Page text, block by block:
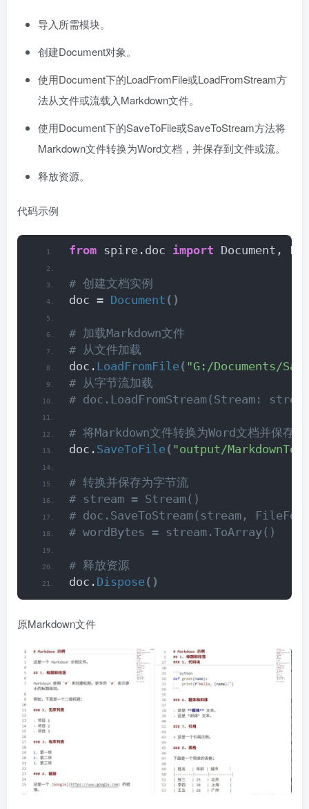
导入所需模块。
创建Document对象。
使用Document下的LoadFromFile或LoadFromStream方
法从文件或流载入Markdown文件。
使用Document下的SaveToFile或SaveToStream方法将
Markdown文件转换为Word文档，并保存到文件或流。
释放资源。
代码示例
from spire.doc import Document,
# 创建文档实例
doc = Document ()
# 加载Markdown文件
# 从文件加载
doc. LoadFromFile( "G:/Documents/
# 从字节流加载
# doc.LoadFromStream(Stream:
# 将Markdown文件转换为Word文档并保存
doc. SaveToFile( "output/
# 转换并保存为字节流
# stream = Stream()
# doc.SaveToStream(stream,
# wordBytes = stream.ToArray()
# 释放资源
doc. Dispose()
原Markdown文件